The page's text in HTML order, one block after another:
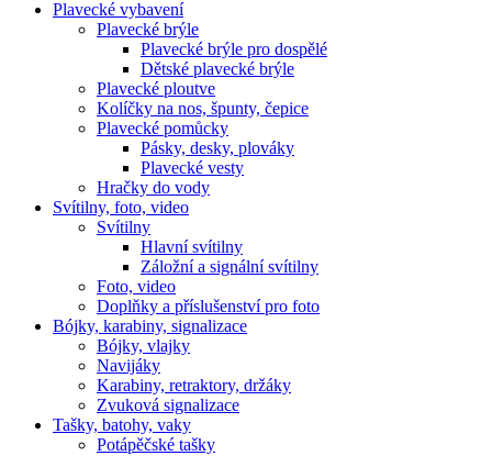
Plavecké vybavení
Plavecké brýle
Plavecké brýle pro dospělé
Dětské plavecké brýle
Plavecké ploutve
Kolíčky na nos, špunty, čepice
Plavecké pomůcky
Pásky, desky, plováky
Plavecké vesty
Hračky do vody
Svítilny, foto, video
Svítilny
Hlavní svítilny
Záložní a signální svítilny
Foto, video
Doplňky a příslušenství pro foto
Bójky, karabiny, signalizace
Bójky, vlajky
Navijáky
Karabiny, retraktory, držáky
Zvuková signalizace
Tašky, batohy, vaky
Potápěčské tašky